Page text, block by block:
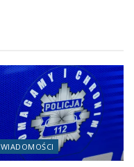
WIADOMOŚCI